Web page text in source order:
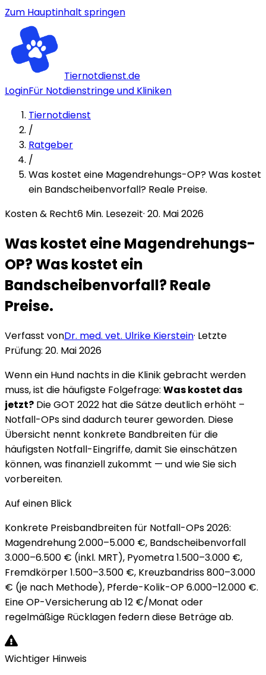
Zum Hauptinhalt springen
Tiernotdienst.de
LoginFür Notdienstringe und Kliniken
Tiernotdienst
/
Ratgeber
/
Was kostet eine Magendrehungs-OP? Was kostet
ein Bandscheibenvorfall? Reale Preise.
Kosten & Recht6 Min. Lesezeit· 20. Mai 2026
Was kostet eine Magendrehungs-
OP? Was kostet ein
Bandscheibenvorfall? Reale
Preise.
Verfasst vonDr. med. vet. Ulrike Kierstein· Letzte
Prüfung: 20. Mai 2026
Wenn ein Hund nachts in die Klinik gebracht werden
muss, ist die häufigste Folgefrage: Was kostet das
jetzt? Die GOT 2022 hat die Sätze deutlich erhöht –
Notfall-OPs sind dadurch teurer geworden. Diese
Übersicht nennt konkrete Bandbreiten für die
häufigsten Notfall-Eingriffe, damit Sie einschätzen
können, was finanziell zukommt — und wie Sie sich
vorbereiten.
Auf einen Blick
Konkrete Preisbandbreiten für Notfall-OPs 2026:
Magendrehung 2.000–5.000 €, Bandscheibenvorfall
3.000–6.500 € (inkl. MRT), Pyometra 1.500–3.000 €,
Fremdkörper 1.500–3.500 €, Kreuzbandriss 800–3.000
€ (je nach Methode), Pferde-Kolik-OP 6.000–12.000 €.
Eine OP-Versicherung ab 12 €/Monat oder
regelmäßige Rücklagen federn diese Beträge ab.
Wichtiger Hinweis